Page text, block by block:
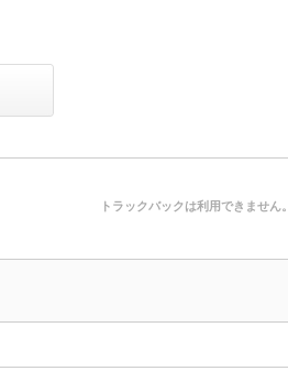
トラックバックは利用できません。